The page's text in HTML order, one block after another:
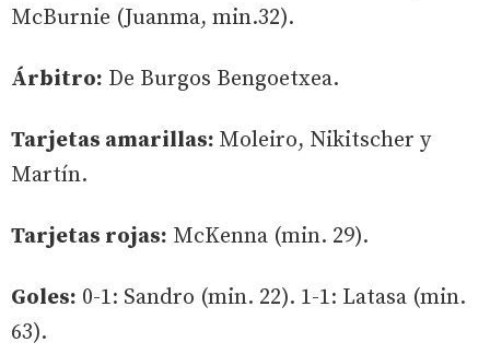
McBurnie (Juanma, min.32).
Árbitro: De Burgos Bengoetxea.
Tarjetas amarillas: Moleiro, Nikitscher y
Martín.
Tarjetas rojas: McKenna (min. 29).
Goles: 0-1: Sandro (min. 22). 1-1: Latasa (min.
63).